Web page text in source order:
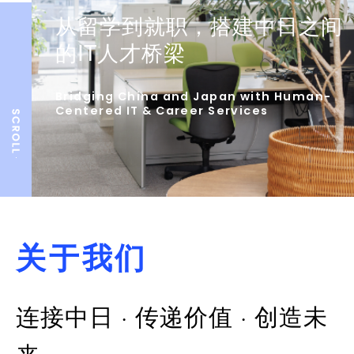
从留学到就职，搭建中日之间
的IT人才桥梁
Bridging China and Japan with Human-
Centered IT & Career Services
关于我们
连接中日 · 传递价值 · 创造未